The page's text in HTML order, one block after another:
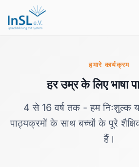
हमारे कार्यक्रम
हर उम्र के लिए भाषा
4 से 16 वर्ष तक - हम निःशुल्क
पाठ्यक्रमों के साथ बच्चों के पूरे
हैं।